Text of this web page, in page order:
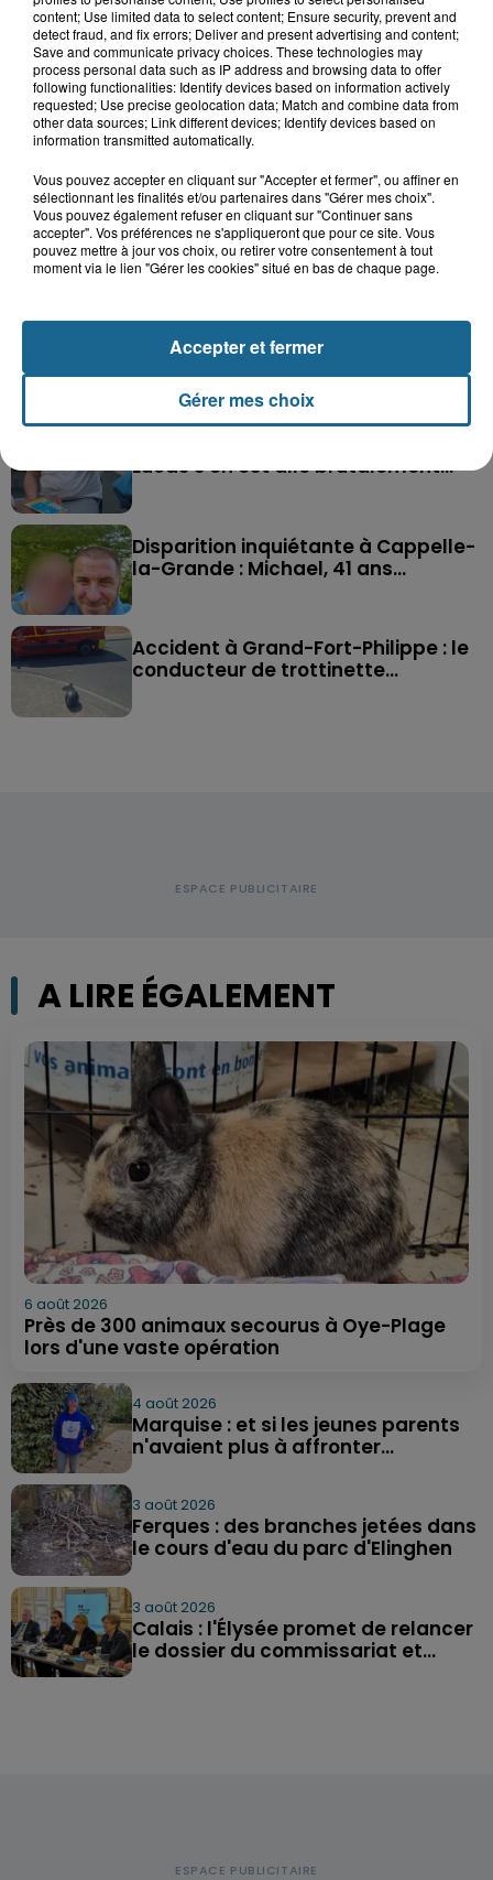
LE TOP DE L'ACTU
Saint-Omer : un enfant gravement brûlé
après l'explosion d'un jouet...
Lucas s'en est allé brutalement...
Disparition inquiétante à Cappelle-
la-Grande : Michael, 41 ans...
Accident à Grand-Fort-Philippe : le
conducteur de trottinette...
A LIRE ÉGALEMENT
6 août 2026
Près de 300 animaux secourus à Oye-Plage
lors d'une vaste opération
4 août 2026
Marquise : et si les jeunes parents
n'avaient plus à affronter...
3 août 2026
Ferques : des branches jetées dans
le cours d'eau du parc d'Elinghen
3 août 2026
Calais : l'Élysée promet de relancer
le dossier du commissariat et...
content; Use limited data to select content; Ensure security, prevent and
detect fraud, and fix errors; Deliver and present advertising and content;
Save and communicate privacy choices. These technologies may
process personal data such as IP address and browsing data to offer
following functionalities: Identify devices based on information actively
requested; Use precise geolocation data; Match and combine data from
other data sources; Link different devices; Identify devices based on
information transmitted automatically.
Vous pouvez accepter en cliquant sur "Accepter et fermer", ou affiner en
sélectionnant les finalités et/ou partenaires dans "Gérer mes choix".
Vous pouvez également refuser en cliquant sur "Continuer sans
accepter". Vos préférences ne s'appliqueront que pour ce site. Vous
pouvez mettre à jour vos choix, ou retirer votre consentement à tout
moment via le lien "Gérer les cookies" situé en bas de chaque page.
Gérer mes choix
Accepter et fermer